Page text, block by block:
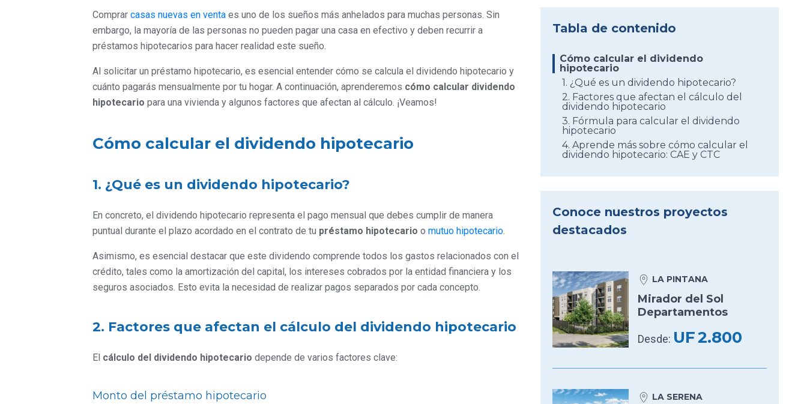
Comprar casas nuevas en ventaes uno de los sueños más anhelados para muchas personas. Sin
embargo, la mayoría de las personas no pueden pagar una casa en efectivo y deben recurrir a
préstamos hipotecarios para hacer realidad este sueño.
Al solicitar un préstamo hipotecario, es esencial entender cómo se calcula el dividendo hipotecario y
cuánto pagarás mensualmente por tu hogar. A continuación, aprenderemos cómo calcular dividendo
hipotecario para una vivienda y algunos factores que afectan al cálculo. ¡Veamos!
Cómo calcular el dividendo hipotecario
1. ¿Qué es un dividendo hipotecario?
En concreto, el dividendo hipotecario representa el pago mensual que debes cumplir de manera
puntual durante el plazo acordado en el contrato de tu préstamo hipotecario o mutuo hipotecario.
Asimismo, es esencial destacar que este dividendo comprende todos los gastos relacionados con el
crédito, tales como la amortización del capital, los intereses cobrados por la entidad financiera y los
seguros asociados. Esto evita la necesidad de realizar pagos separados por cada concepto.
2. Factores que afectan el cálculo del dividendo hipotecario
El cálculo del dividendo hipotecario depende de varios factores clave:
Monto del préstamo hipotecario
Tabla de contenido
Cómo calcular el dividendo
hipotecario
1. ¿Qué es un dividendo hipotecario?
2. Factores que afectan el cálculo del
dividendo hipotecario
3. Fórmula para calcular el dividendo
hipotecario
4. Aprende más sobre cómo calcular el
dividendo hipotecario: CAE y CTC
Conoce nuestros proyectos
destacados
LA PINTANA
Mirador del Sol
Departamentos
Desde: UF2.800
LA SERENA